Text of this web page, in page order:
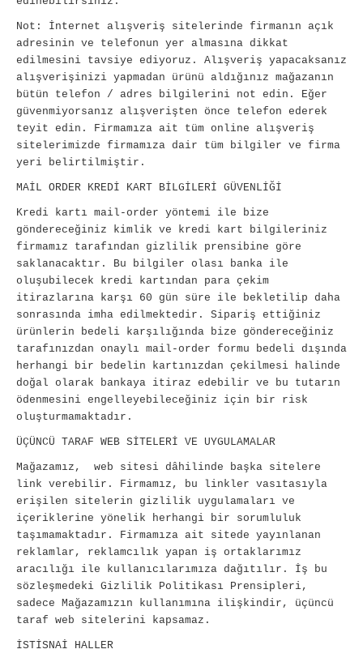
Not: İnternet alışveriş sitelerinde firmanın açık
adresinin ve telefonun yer almasına dikkat
edilmesini tavsiye ediyoruz. Alışveriş yapacaksanız
alışverişinizi yapmadan ürünü aldığınız mağazanın
bütün telefon / adres bilgilerini not edin. Eğer
güvenmiyorsanız alışverişten önce telefon ederek
teyit edin. Firmamıza ait tüm online alışveriş
sitelerimizde firmamıza dair tüm bilgiler ve firma
yeri belirtilmiştir.
MAİL ORDER KREDİ KART BİLGİLERİ GÜVENLİĞİ
Kredi kartı mail-order yöntemi ile bize
göndereceğiniz kimlik ve kredi kart bilgileriniz
firmamız tarafından gizlilik prensibine göre
saklanacaktır. Bu bilgiler olası banka ile
oluşubilecek kredi kartından para çekim
itirazlarına karşı 60 gün süre ile bekletilip daha
sonrasında imha edilmektedir. Sipariş ettiğiniz
ürünlerin bedeli karşılığında bize göndereceğiniz
tarafınızdan onaylı mail-order formu bedeli dışında
herhangi bir bedelin kartınızdan çekilmesi halinde
doğal olarak bankaya itiraz edebilir ve bu tutarın
ödenmesini engelleyebileceğiniz için bir risk
oluşturmamaktadır.
ÜÇÜNCÜ TARAF WEB SİTELERİ VE UYGULAMALAR
Mağazamız, web sitesi dâhilinde başka sitelere
link verebilir. Firmamız, bu linkler vasıtasıyla
erişilen sitelerin gizlilik uygulamaları ve
içeriklerine yönelik herhangi bir sorumluluk
taşımamaktadır. Firmamıza ait sitede yayınlanan
reklamlar, reklamcılık yapan iş ortaklarımız
aracılığı ile kullanıcılarımıza dağıtılır. İş bu
sözleşmedeki Gizlilik Politikası Prensipleri,
sadece Mağazamızın kullanımına ilişkindir, üçüncü
taraf web sitelerini kapsamaz.
İSTİSNAİ HALLER